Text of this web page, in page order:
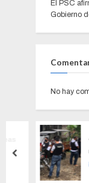
El PSC
Gobierno
No hay